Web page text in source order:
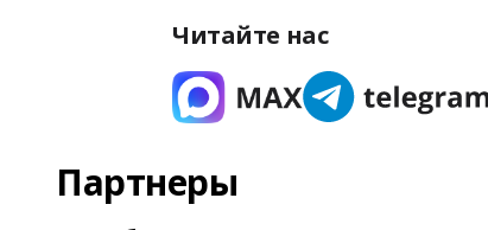
Читайте нас
Партнеры